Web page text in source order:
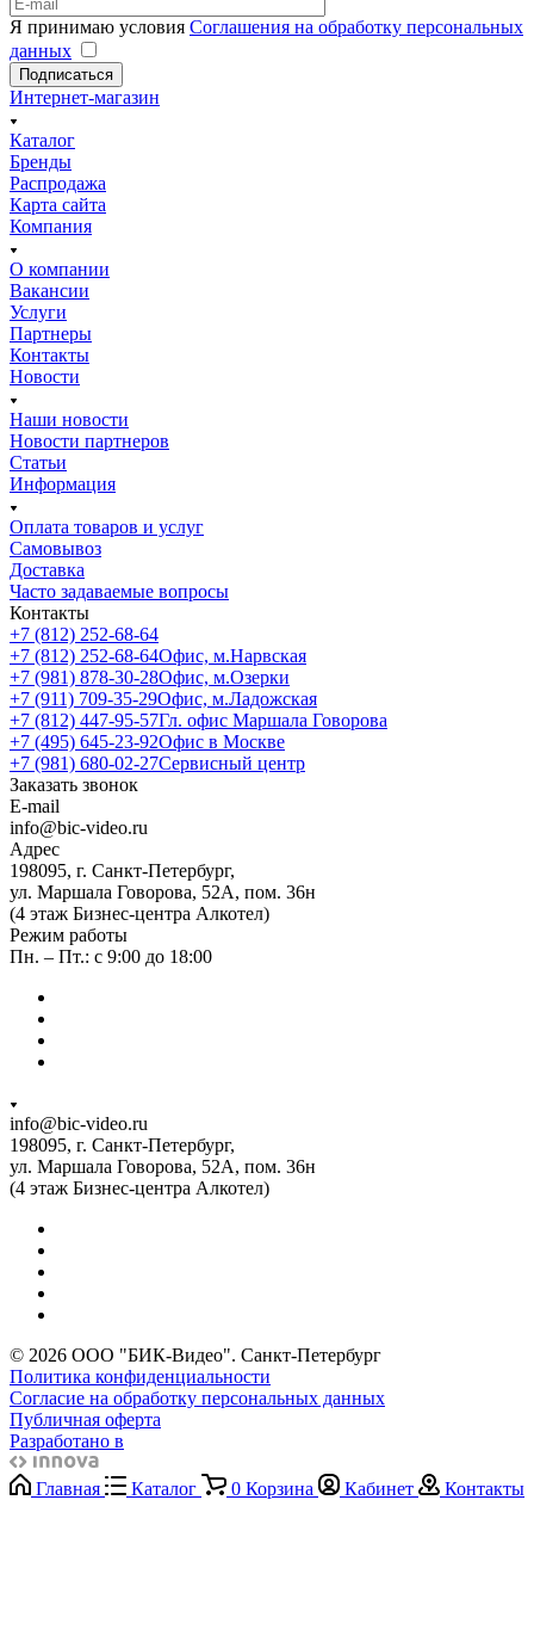
Я принимаю условия Соглашения на обработку персональных
данных
Подписаться
Интернет-магазин
Каталог
Бренды
Распродажа
Карта сайта
Компания
О компании
Вакансии
Услуги
Партнеры
Контакты
Новости
Наши новости
Новости партнеров
Статьи
Информация
Оплата товаров и услуг
Самовывоз
Доставка
Часто задаваемые вопросы
Контакты
+7 (812) 252-68-64
+7 (812) 252-68-64Офис, м.Нарвская
+7 (981) 878-30-28Офис, м.Озерки
+7 (911) 709-35-29Офис, м.Ладожская
+7 (812) 447-95-57Гл. офис Маршала Говорова
+7 (495) 645-23-92Офис в Москве
+7 (981) 680-02-27Сервисный центр
Заказать звонок
E-mail
info@bic-video.ru
Адрес
198095, г. Санкт-Петербург,
ул. Маршала Говорова, 52А, пом. 36н
(4 этаж Бизнес-центра Алкотел)
Режим работы
Пн. – Пт.: с 9:00 до 18:00
info@bic-video.ru
198095, г. Санкт-Петербург,
ул. Маршала Говорова, 52А, пом. 36н
(4 этаж Бизнес-центра Алкотел)
© 2026 ООО "БИК-Видео". Санкт-Петербург
Политика конфиденциальности
Согласие на обработку персональных данных
Публичная оферта
Разработано в
Главная Каталог 0 Корзина Кабинет Контакты